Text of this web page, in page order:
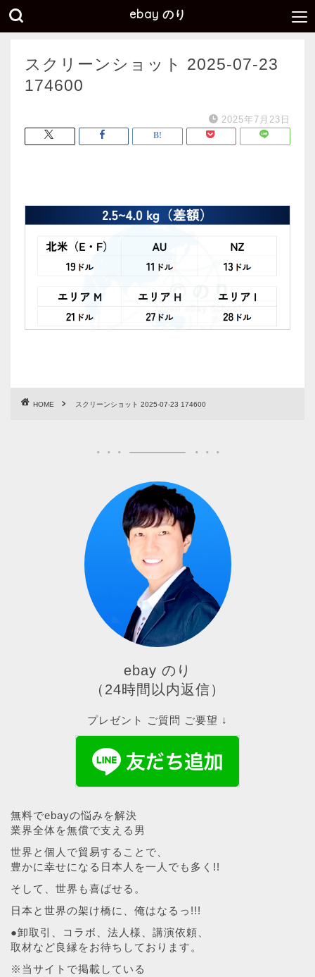
ebay のり
スクリーンショット 2025-07-23
174600
2025年7月23日
HOME スクリーンショット 2025-07-23 174600
ebay のり
（24時間以内返信）
プレゼント ご質問 ご要望 ↓
無料でebayの悩みを解決
業界全体を無償で支える男
世界と個人で貿易することで、
豊かに幸せになる日本人を一人でも多く!!
そして、世界も喜ばせる。
日本と世界の架け橋に、俺はなるっ!!!
●卸取引、コラボ、法人様、講演依頼、
取材など良縁をお待ちしております。
※当サイトで掲載している